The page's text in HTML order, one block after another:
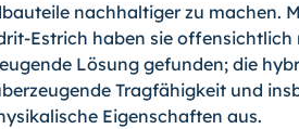
nachhaltiger zu machen.
Estrich haben sie
Lösung gefunden; die
Tragfähigkeit und
Eigenschaften aus.